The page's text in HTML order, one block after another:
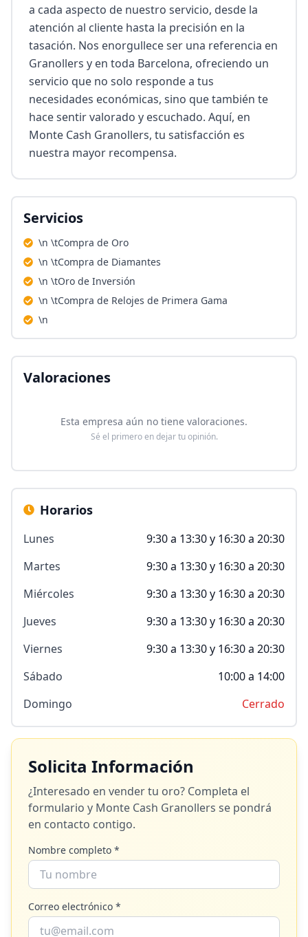
a cada aspecto de nuestro servicio, desde la
atención al cliente hasta la precisión en la
tasación. Nos enorgullece ser una referencia en
Granollers y en toda Barcelona, ofreciendo un
servicio que no solo responde a tus
necesidades económicas, sino que también te
hace sentir valorado y escuchado. Aquí, en
Monte Cash Granollers, tu satisfacción es
nuestra mayor recompensa.
Servicios
\n \tCompra de Oro
\n \tCompra de Diamantes
\n \tOro de Inversión
\n \tCompra de Relojes de Primera Gama
\n
Valoraciones
Esta empresa aún no tiene valoraciones.
Sé el primero en dejar tu opinión.
Horarios
Lunes
9:30 a 13:30 y 16:30 a 20:30
Martes
9:30 a 13:30 y 16:30 a 20:30
Miércoles
9:30 a 13:30 y 16:30 a 20:30
Jueves
9:30 a 13:30 y 16:30 a 20:30
Viernes
9:30 a 13:30 y 16:30 a 20:30
Sábado
10:00 a 14:00
Domingo
Cerrado
Solicita Información
¿Interesado en vender tu oro? Completa el
formulario y Monte Cash Granollers se pondrá
en contacto contigo.
Nombre completo *
Correo electrónico *